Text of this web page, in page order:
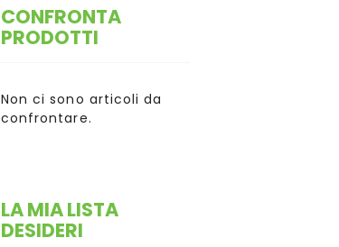
CONFRONTA
PRODOTTI
Non ci sono articoli da
confrontare.
LA MIA LISTA
DESIDERI